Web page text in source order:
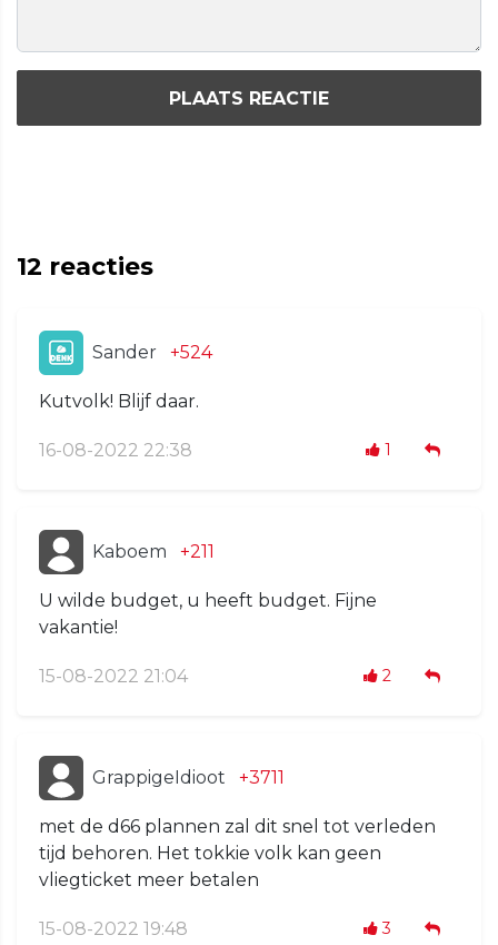
PLAATS REACTIE
12 reacties
Sander +524
Kutvolk! Blijf daar.
16-08-2022 22:38 1
Kaboem +211
U wilde budget, u heeft budget. Fijne
vakantie!
15-08-2022 21:04 2
GrappigeIdioot +3711
met de d66 plannen zal dit snel tot verleden
tijd behoren. Het tokkie volk kan geen
vliegticket meer betalen
15-08-2022 19:48 3